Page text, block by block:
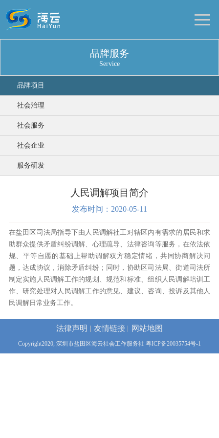
品牌服务
Service
品牌项目
社会治理
社会服务
社会企业
服务研发
人民调解项目简介
发布时间：2020-05-11
在盐田区司法局指导下由人民调解社工对辖区内有需求的居民和求
助群众提供矛盾纠纷调解、心理疏导、法律咨询等服务，在依法依
规、平等自愿的基础上帮助调解双方稳定情绪，共同协商解决问
题，达成协议，消除矛盾纠纷；同时，协助区司法局、街道司法所
制定实施人民调解工作的规划、规范和标准、组织人民调解培训工
作、研究处理对人民调解工作的意见、建议、咨询、投诉及其他人
民调解日常业务工作。
法律声明 友情链接 网站地图
Copyright2020, 深圳市盐田区海云社会工作服务社 粤ICP备20035754号-1